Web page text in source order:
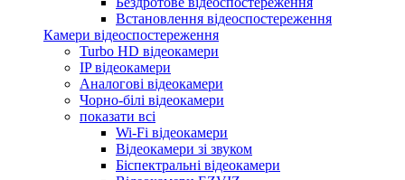
Встановлення відеоспостереження
Камери відеоспостереження
Turbo HD відеокамери
IP відеокамери
Аналогові відеокамери
Чорно-білі відеокамери
показати всі
Wi-Fi відеокамери
Відеокамери зі звуком
Біспектральні відеокамери